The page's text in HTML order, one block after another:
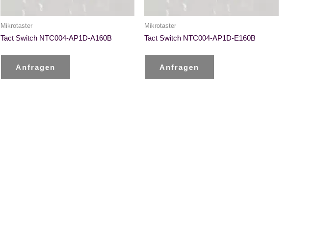
Mikrotaster
Tact Switch NTC004-AP1D-A160B
Anfragen
Mikrotaster
Tact Switch NTC004-AP1D-E160B
Anfragen